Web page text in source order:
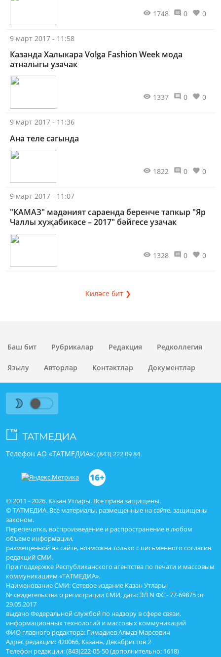
1748 0 0
9 март 2017 - 11:58
Казанда Халыкара Volga Fashion Week мода
атналыгы узачак
1337 0 0
9 март 2017 - 11:36
Ана теле сагында
1822 0 0
9 март 2017 - 11:07
"КАМАЗ" мәдәният сараенда беренче тапкыр "Яр
Чаллы хуҗабикәсе – 2017" бәйгесе узачак
1328 0 0
Киләсе бит ❯
Баш бит Рубрикалар Редакция Редколлегия
Язылу Авторлар Контактлар Документлар
© 2011 - 2026. Казан Утлары. Все права защищены.
© ТАТМЕДИА. Все материалы, размещенные на сайте, защищены
законом.
Перепечатка, воспроизведение и распространение в любом
объеме информации,
размещенной на сайте, возможна только с письменного согласия
редакций СМИ.
При поддержке Республиканского агентства по печати и массовым
коммуникациям «ТАТМЕДИА».
Наименование СМИ: Сетевое издание Казан Утлары
№ свидетельства о регистрации СМИ, дата: ЭЛ N ФС - 77-69875 от
29.05.2017
выдано Федеральной службой по надзору в сфере связи,
информационных технологий и массовых коммуникаций
ФИО главного редактора: Гимадиев Алмаз Марсович
Адрес редакции: 420066, Казань, Декабристов 2
Телефон редакции: (843)222-05-50 (дополнительно: 1618)
Телефон АО «ТАТМЕДИА»: (843) 222 09 84
16+